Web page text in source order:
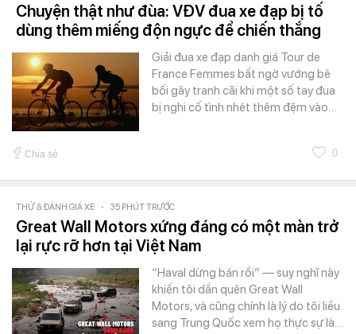
Chuyện thật như đùa: VĐV đua xe đạp bị tố
dùng thêm miếng độn ngực để chiến thắng
Giải đua xe đạp danh giá Tour de
France Femmes bất ngờ vướng bê
bối gây tranh cãi khi một số tay đua
bị nghi cố tình nhét thêm đệm vào…
Chia sẻ 0
THỬ & ĐÁNH GIÁ XE - 35 PHÚT TRƯỚC
Great Wall Motors xứng đáng có một màn trở
lại rực rỡ hơn tại Việt Nam
“Haval dừng bán rồi” — suy nghĩ này
khiến tôi dần quên Great Wall
Motors, và cũng chính là lý do tôi liều
sang Trung Quốc xem họ thực sự là…